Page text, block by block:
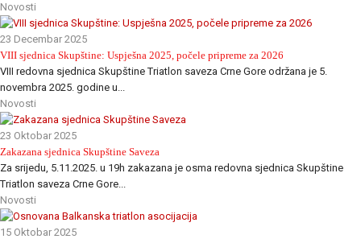
Novosti
23 Decembar 2025
VIII sjednica Skupštine: Uspješna 2025, počele pripreme za 2026
VIII redovna sjednica Skupštine Triatlon saveza Crne Gore održana je 5.
novembra 2025. godine u...
Novosti
23 Oktobar 2025
Zakazana sjednica Skupštine Saveza
Za srijedu, 5.11.2025. u 19h zakazana je osma redovna sjednica Skupštine
Triatlon saveza Crne Gore...
Novosti
15 Oktobar 2025